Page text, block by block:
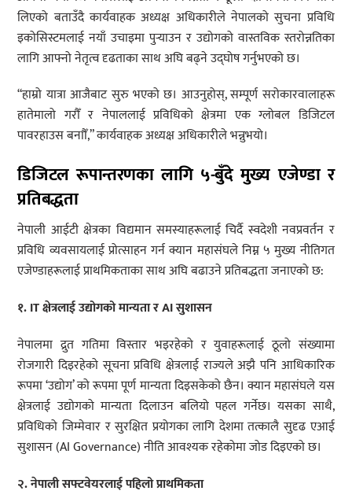
लिएको बताउँदै कार्यवाहक अध्यक्ष अधिकारीले नेपालको सुचना प्रविधि
इकोसिस्टमलाई नयाँ उचाइमा पुर्‍याउन र उद्योगको वास्तविक स्तरोन्नतिका
लागि आफ्नो नेतृत्व दृढताका साथ अघि बढ्ने उद्घोष गर्नुभएको छ।
“हाम्रो यात्रा आजैबाट सुरु भएको छ। आउनुहोस्, सम्पूर्ण सरोकारवालाहरू
हातेमालो गरौँ र नेपाललाई प्रविधिको क्षेत्रमा एक ग्लोबल डिजिटल
पावरहाउस बनाौँ,” कार्यवाहक अध्यक्ष अधिकारीले भन्नुभयो।
डिजिटल रूपान्तरणका लागि ५-बुँदे मुख्य एजेण्डा र
प्रतिबद्धता
नेपाली आईटी क्षेत्रका विद्यमान समस्याहरूलाई चिर्दै स्वदेशी नवप्रवर्तन र
प्रविधि व्यवसायलाई प्रोत्साहन गर्न क्यान महासंघले निम्न ५ मुख्य नीतिगत
एजेण्डाहरूलाई प्राथमिकताका साथ अघि बढाउने प्रतिबद्धता जनाएको छ:
१. IT क्षेत्रलाई उद्योगको मान्यता र AI सुशासन
नेपालमा द्रुत गतिमा विस्तार भइरहेको र युवाहरूलाई ठूलो संख्यामा
रोजगारी दिइरहेको सूचना प्रविधि क्षेत्रलाई राज्यले अझै पनि आधिकारिक
रूपमा ‘उद्योग’ को रूपमा पूर्ण मान्यता दिइसकेको छैन। क्यान महासंघले यस
क्षेत्रलाई उद्योगको मान्यता दिलाउन बलियो पहल गर्नेछ। यसका साथै,
प्रविधिको जिम्मेवार र सुरक्षित प्रयोगका लागि देशमा तत्कालै सुदृढ एआई
सुशासन (AI Governance) नीति आवश्यक रहेकोमा जोड दिइएको छ।
२. नेपाली सफ्टवेयरलाई पहिलो प्राथमिकता